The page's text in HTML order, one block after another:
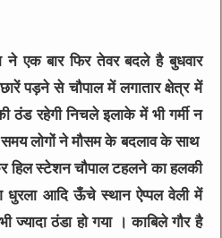
ने एक बार फिर तेवर बदले है बुधवार
पड़ने से चौपाल में लगातार क्षेत्र में
ठंड रहेगी निचले इलाके में भी गर्मी न
लोगों ने मौसम के बदलाव के साथ
स्टेशन चौपाल टहलने का हलकी
धुरला आदि ऊँचे स्थान ऐप्पल वेली में
ठंडा हो गया । काबिले गौर है